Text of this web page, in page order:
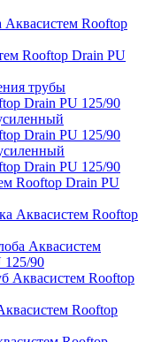
Аквасистем Rooftop
Rooftop Drain PU
трубы
Drain PU 125/90
Drain PU 125/90
Drain PU 125/90
Rooftop Drain PU
Аквасистем Rooftop
Аквасистем
125/90
Аквасистем Rooftop
Rooftop